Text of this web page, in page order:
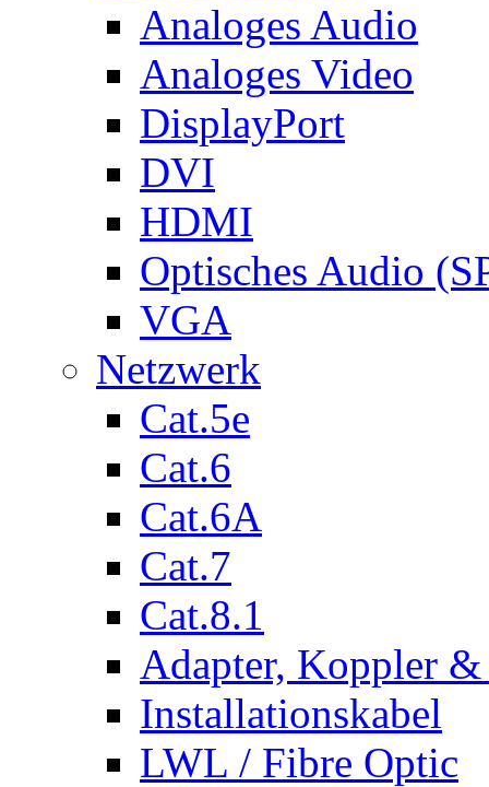
Analoges Audio
Analoges Video
DisplayPort
DVI
HDMI
Optisches Audio
VGA
Netzwerk
Cat.5e
Cat.6
Cat.6A
Cat.7
Cat.8.1
Adapter, Koppler &
Installationskabel
LWL / Fibre Optic